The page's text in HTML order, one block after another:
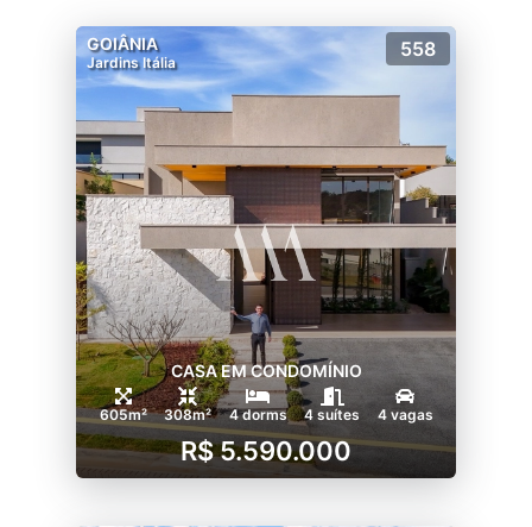
GOIÂNIA
Jardins Itália
558
CASA EM CONDOMÍNIO
605m² 308m² 4 dorms 4 suítes 4 vagas
R$ 5.590.000